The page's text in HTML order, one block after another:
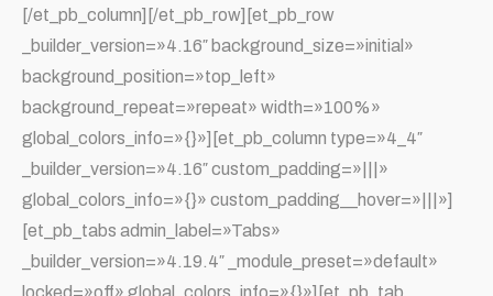
[/et_pb_column][/et_pb_row][et_pb_row
_builder_version=»4.16″ background_size=»initial»
background_position=»top_left»
background_repeat=»repeat» width=»100%»
global_colors_info=»{}»][et_pb_column type=»4_4″
_builder_version=»4.16″ custom_padding=»|||»
global_colors_info=»{}» custom_padding__hover=»|||»]
[et_pb_tabs admin_label=»Tabs»
_builder_version=»4.19.4″ _module_preset=»default»
locked=»off» global_colors_info=»{}»][et_pb_tab